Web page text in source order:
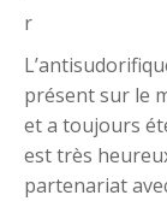
r
présent sur le
et a toujours
est très
partenariat